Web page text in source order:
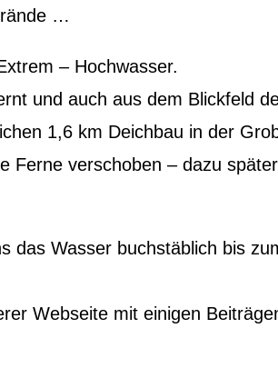
…
– Hochwasser.
und auch aus dem Blickfeld
1,6 km Deichbau in der
Ferne verschoben – dazu später
das Wasser buchstäblich bis
Webseite mit einigen